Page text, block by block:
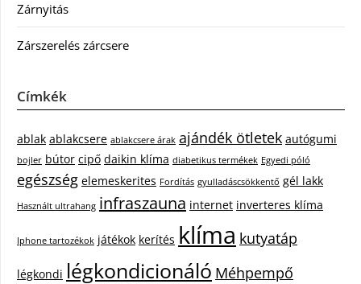
Zárnyitás
Zárszerelés zárcsere
Címkék
ablak ablakcsere ablakcsere árak ajándék ötletek autógumi
bojler bútor cipő daikin klíma diabetikus termékek Egyedi póló
egészség elemeskerites Fordítás gyulladáscsökkentő gél lakk
Használt ultrahang infraszauna internet inverteres klíma
Iphone tartozékok játékok kerítés klíma kutyatáp
légkondi légkondicionáló Méhpempő